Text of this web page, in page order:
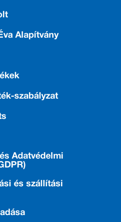
Alapítvány
szabályzat
Adatvédelmi
és szállítási